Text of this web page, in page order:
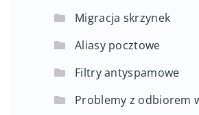
Migracja skrzynek
Aliasy pocztowe
Filtry antyspamowe
Problemy z odbiorem